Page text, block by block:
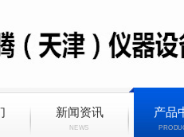
新闻资讯
NEWS
产品